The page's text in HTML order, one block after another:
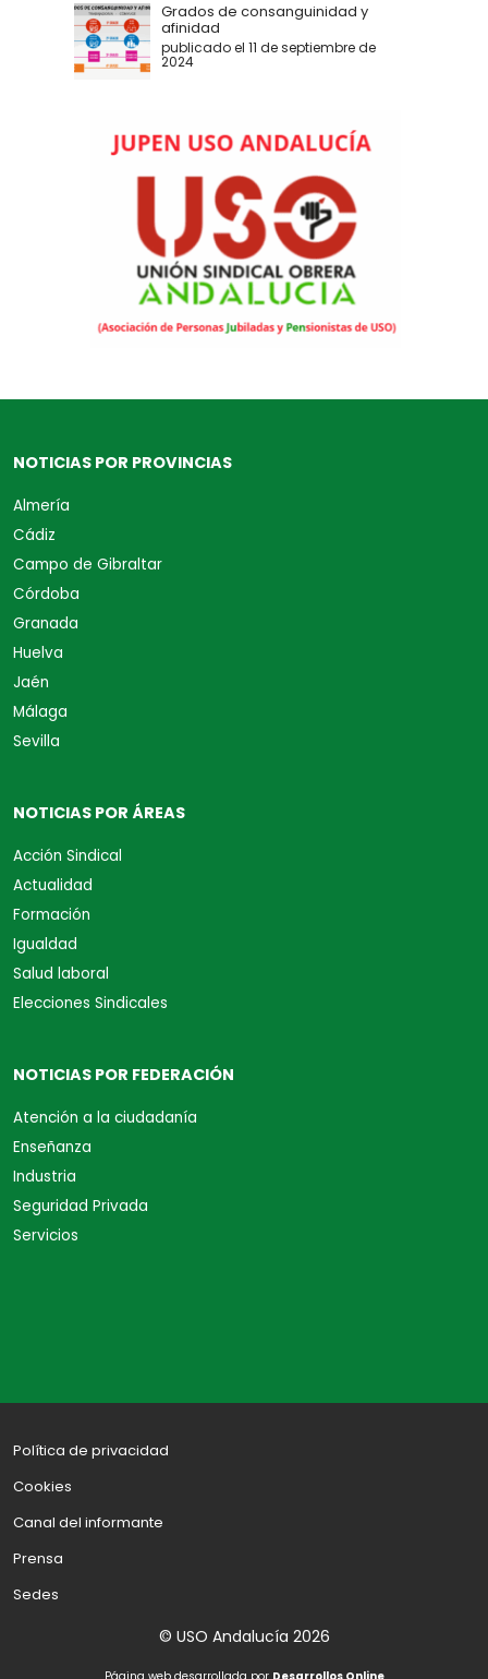
Grados de consanguinidad y
afinidad
publicado el 11 de septiembre de
2024
NOTICIAS POR PROVINCIAS
Almería
Cádiz
Campo de Gibraltar
Córdoba
Granada
Huelva
Jaén
Málaga
Sevilla
NOTICIAS POR ÁREAS
Acción Sindical
Actualidad
Formación
Igualdad
Salud laboral
Elecciones Sindicales
NOTICIAS POR FEDERACIÓN
Atención a la ciudadanía
Enseñanza
Industria
Seguridad Privada
Servicios
Política de privacidad
Cookies
Canal del informante
Prensa
Sedes
© USO Andalucía 2026